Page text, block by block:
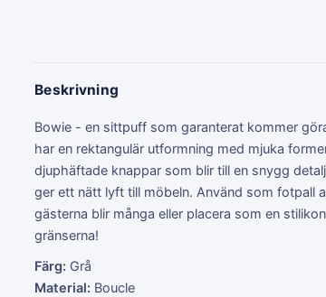
Beskrivning
Bowie - en sittpuff som garanterat kommer
har en rektangulär utformning med mjuka
djuphäftade knappar som blir till en snygg
ger ett nätt lyft till möbeln. Använd som fotpall
gästerna blir många eller placera som en
gränserna!
Färg: Grå
Material: Boucle